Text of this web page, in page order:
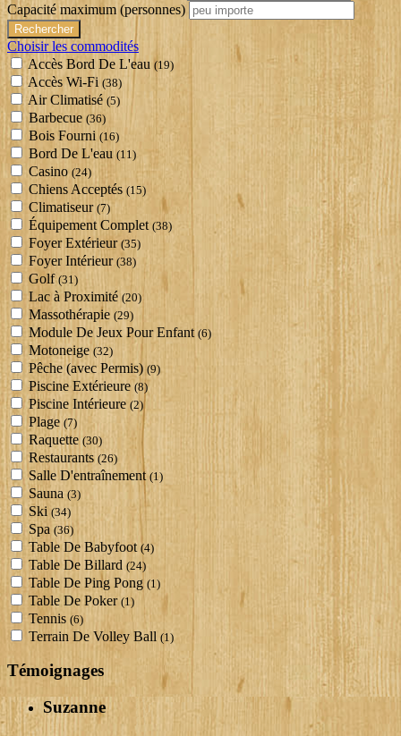
Capacité maximum (personnes)
Choisir les commodités
Accès Bord De L'eau (19)
Accès Wi-Fi (38)
Air Climatisé (5)
Barbecue (36)
Bois Fourni (16)
Bord De L'eau (11)
Casino (24)
Chiens Acceptés (15)
Climatiseur (7)
Équipement Complet (38)
Foyer Extérieur (35)
Foyer Intérieur (38)
Golf(31)
Lac à Proximité (20)
Massothérapie (29)
Module De Jeux Pour Enfant (6)
Motoneige (32)
Pêche (avec Permis) (9)
Piscine Extérieure(8)
Piscine Intérieure (2)
Plage (7)
Raquette (30)
Restaurants (26)
Salle D'entraînement(1)
Sauna (3)
Ski (34)
Spa (36)
Table De Babyfoot (4)
Table De Billard (24)
Table De Ping Pong (1)
Table De Poker(1)
Tennis (6)
Terrain De Volley Ball (1)
Témoignages
Suzanne